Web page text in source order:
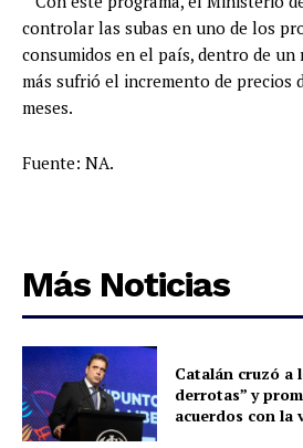
controlar las subas en uno de los
consumidos en el país, dentro de un
más sufrió el incremento de precios
meses.
Fuente: NA.
Más Noticias
Catalán cruzó a
derrotas” y
acuerdos con la